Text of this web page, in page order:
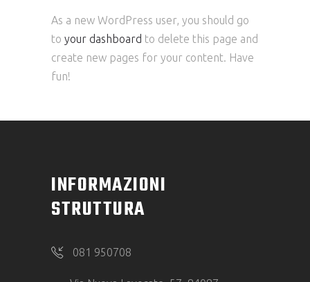
As a new WordPress user, you should go
to your dashboard to delete this page and
create new pages for your content. Have
fun!
INFORMAZIONI
STRUTTURA
081 950708